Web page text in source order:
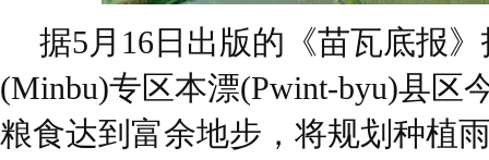
据5月16日出版的《苗瓦底报
(Minbu)专区本漂(Pwint-byu)县区
粮食达到富余地步，将规划种植